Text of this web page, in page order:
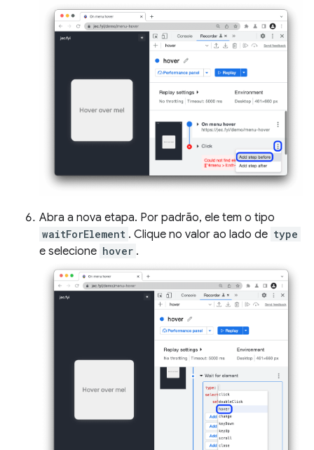
Abra a nova etapa. Por padrão, ele tem o tipo
waitForElement . Clique no valor ao lado de type
e selecione hover .